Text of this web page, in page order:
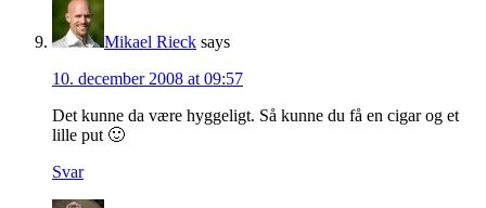
Mikael Rieck says
10. december 2008 at 09:57
Det kunne da være hyggeligt. Så kunne du få en cigar og et
lille put 🙂
Svar